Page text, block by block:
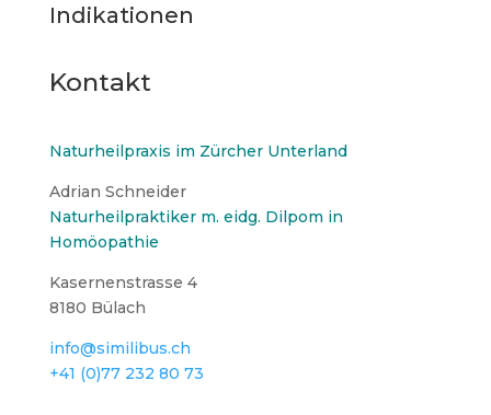
Indikationen
Kontakt
Naturheilpraxis im Zürcher Unterland
Adrian Schneider
Naturheilpraktiker m. eidg. Dilpom in
Homöopathie
Kasernenstrasse 4
8180 Bülach
info@similibus.ch
+41 (0)77 232 80 73